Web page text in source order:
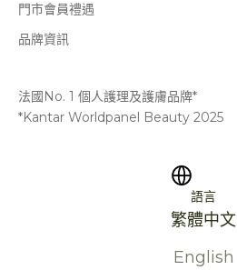
門市會員禮遇
品牌資訊
法國No. 1 個人護理及護膚品牌*
*Kantar Worldpanel Beauty 2025
語言
繁體中文
English